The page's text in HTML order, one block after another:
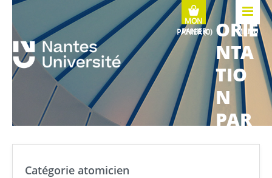
MENU
ORIE
NTA
TIO
N
PAR
COU
Catégorie atomicien